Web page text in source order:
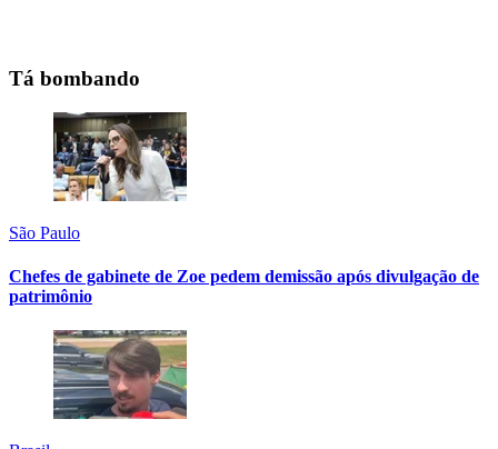
Tá bombando
São Paulo
Chefes de gabinete de Zoe pedem demissão após divulgação de
patrimônio